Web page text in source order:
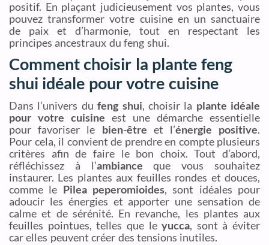
positif. En plaçant judicieusement vos plantes, vous
pouvez transformer votre cuisine en un sanctuaire
de paix et d’harmonie, tout en respectant les
principes ancestraux du feng shui.
Comment choisir la plante feng
shui idéale pour votre cuisine
Dans l’univers dufeng shui, choisir la plante idéale
pour votre cuisine est une démarche essentielle
pour favoriser le bien-être et l’énergie positive.
Pour cela, il convient de prendre en compte plusieurs
critères afin de faire le bon choix. Tout d’abord,
réfléchissez à l’ambiance que vous souhaitez
instaurer. Les plantes aux feuilles rondes et douces,
comme le Pilea peperomioides, sont idéales pour
adoucir les énergies et apporter une sensation de
calme et de sérénité. En revanche, les plantes aux
feuilles pointues, telles que leyucca, sont à éviter
car elles peuvent créer des tensions inutiles.